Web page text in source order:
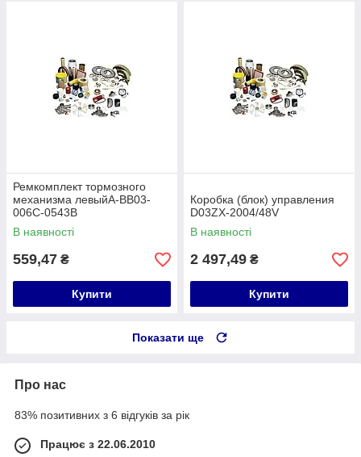
Ремкомплект тормозного
механизма левыйA-BB03-
006C-0543B
В наявності
559,47 ₴
Купити
Коробка (блок) управления
D03ZX-2004/48V
В наявності
2 497,49 ₴
Купити
Показати ще
Про нас
83% позитивних з 6 відгуків за рік
Працює з 22.06.2010